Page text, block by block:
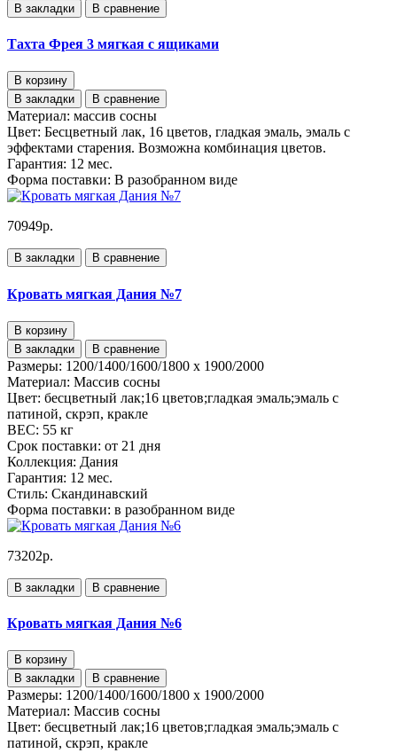
В закладки В сравнение
Тахта Фрея 3 мягкая с ящиками
В корзину
В закладки
В сравнение
Материал: массив сосны
Цвет: Бесцветный лак, 16 цветов, гладкая эмаль, эмаль с
эффектами старения. Возможна комбинация цветов.
Гарантия: 12 мес.
Форма поставки: В разобранном виде
70949р.
В закладки В сравнение
Кровать мягкая Дания №7
В корзину
В закладки
В сравнение
Размеры: 1200/1400/1600/1800 x 1900/2000
Материал: Массив сосны
Цвет: бесцветный лак;16 цветов;гладкая эмаль;эмаль с
патиной, скрэп, кракле
ВЕС: 55 кг
Срок поставки: от 21 дня
Коллекция: Дания
Гарантия: 12 мес.
Стиль: Скандинавский
Форма поставки: в разобранном виде
73202р.
В закладки В сравнение
Кровать мягкая Дания №6
В корзину
В закладки
В сравнение
Размеры: 1200/1400/1600/1800 x 1900/2000
Материал: Массив сосны
Цвет: бесцветный лак;16 цветов;гладкая эмаль;эмаль с
патиной, скрэп, кракле